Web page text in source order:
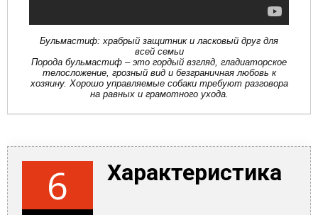
Бульмастиф: храбрый защитник и ласковый друг для
всей семьи
Порода бульмастиф – это гордый взгляд, гладиаторское
телосложение, грозный вид и безграничная любовь к
хозяину. Хорошо управляемые собаки требуют разговора
на равных и грамотного ухода.
6 Характеристика